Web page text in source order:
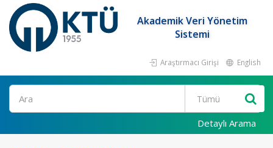
Akademik Veri Yönetim
Sistemi
Araştırmacı Girişi English
Ara
Detaylı Arama